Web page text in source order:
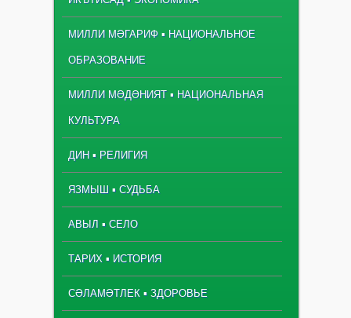
МИЛЛИ МӘГАРИФ ▪ НАЦИОНАЛЬНОЕ
ОБРАЗОВАНИЕ
МИЛЛИ МӘДӘНИЯТ ▪ НАЦИОНАЛЬНАЯ
КУЛЬТУРА
ДИН ▪ РЕЛИГИЯ
ЯЗМЫШ ▪ СУДЬБА
АВЫЛ ▪ СЕЛО
ТАРИХ ▪ ИСТОРИЯ
СӘЛАМӘТЛЕК ▪ ЗДОРОВЬЕ